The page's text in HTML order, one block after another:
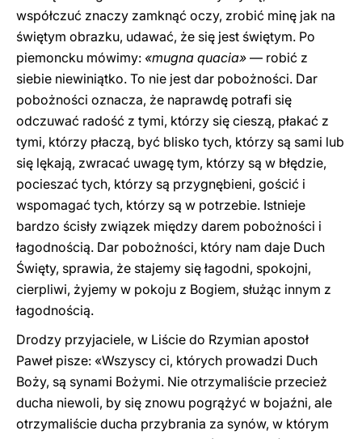
współczuć znaczy zamknąć oczy, zrobić minę jak na
świętym obrazku, udawać, że się jest świętym. Po
piemoncku mówimy: «mugna quacia» — robić z
siebie niewiniątko. To nie jest dar pobożności. Dar
pobożności oznacza, że naprawdę potrafi się
odczuwać radość z tymi, którzy się cieszą, płakać z
tymi, którzy płaczą, być blisko tych, którzy są sami lub
się lękają, zwracać uwagę tym, którzy są w błędzie,
pocieszać tych, którzy są przygnębieni, gościć i
wspomagać tych, którzy są w potrzebie. Istnieje
bardzo ścisły związek między darem pobożności i
łagodnością. Dar pobożności, który nam daje Duch
Święty, sprawia, że stajemy się łagodni, spokojni,
cierpliwi, żyjemy w pokoju z Bogiem, służąc innym z
łagodnością.
Drodzy przyjaciele, w Liście do Rzymian apostoł
Paweł pisze: «Wszyscy ci, których prowadzi Duch
Boży, są synami Bożymi. Nie otrzymaliście przecież
ducha niewoli, by się znowu pogrążyć w bojaźni, ale
otrzymaliście ducha przybrania za synów, w którym